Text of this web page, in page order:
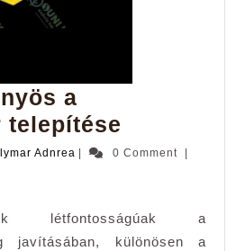
a
telepítése
előnyös
telepítése
Adnrea Solymar0 Comment
létfontosságúak a
javításában, különösen a